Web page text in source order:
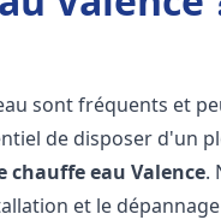
sont fréquents et
de disposer d'un
chauffe eau Valence.
et le